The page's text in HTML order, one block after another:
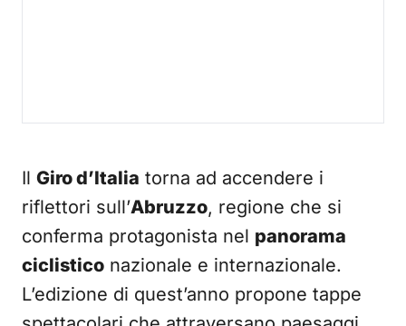
Il Giro d’Italia torna ad accendere i
riflettori sull’Abruzzo, regione che si
conferma protagonista nel panorama
ciclistico nazionale e internazionale.
L’edizione di quest’anno propone tappe